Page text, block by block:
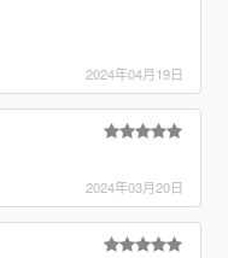
2024年04月19日
2024年03月20日